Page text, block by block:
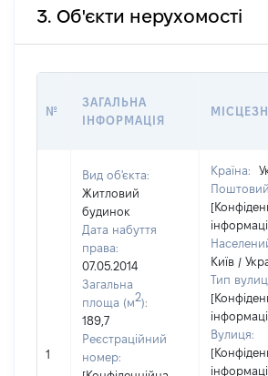
3. Об'єкти нерухомості
№
ЗАГАЛЬНА
ІНФОРМАЦІЯ
1
Вид об'єкта:
Житловий
будинок
Дата набуття
права:
07.05.2014
Загальна
площа (м2):
189,7
Реєстраційний
номер:
Країна:
Поштовий
Київ /
Тип
Вулиця: